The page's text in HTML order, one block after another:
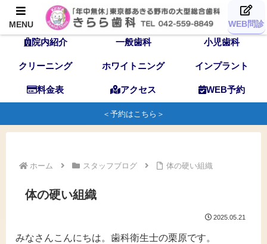
TOP 歯科医師 スタッフ
院内紹介 一般歯科 小児歯科
クリーニング ホワイトニング インプラント
料金表 アクセス WEB予約
＜予約はこちら＞
ホーム スタッフブログ 体の硬い組織
体の硬い組織
2025.05.21
みなさんこんにちは。歯科衛生士の栗原です。
MENU WEB問診